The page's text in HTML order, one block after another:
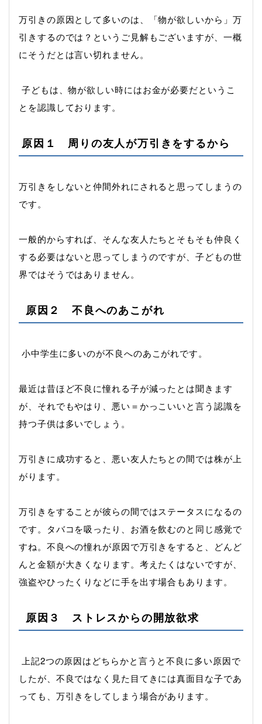
万引きの原因として多いのは、「物が欲しいから」万
引きするのでは？というご見解もございますが、一概
にそうだとは言い切れません。
子どもは、物が欲しい時にはお金が必要だというこ
とを認識しております。
原因１ 周りの友人が万引きをするから
万引きをしないと仲間外れにされると思ってしまうの
です。
一般的からすれば、そんな友人たちとそもそも仲良く
する必要はないと思ってしまうのですが、子どもの世
界ではそうではありません。
原因２ 不良へのあこがれ
小中学生に多いのが不良へのあこがれです。
最近は昔ほど不良に憧れる子が減ったとは聞きます
が、それでもやはり、悪い＝かっこいいと言う認識を
持つ子供は多いでしょう。
万引きに成功すると、悪い友人たちとの間では株が上
がります。
万引きをすることが彼らの間ではステータスになるの
です。タバコを吸ったり、お酒を飲むのと同じ感覚で
すね。不良への憧れが原因で万引きをすると、どんど
んと金額が大きくなります。考えたくはないですが、
強盗やひったくりなどに手を出す場合もあります。
原因３ ストレスからの開放欲求
上記2つの原因はどちらかと言うと不良に多い原因で
したが、不良ではなく見た目てきには真面目な子であ
っても、万引きをしてしまう場合があります。